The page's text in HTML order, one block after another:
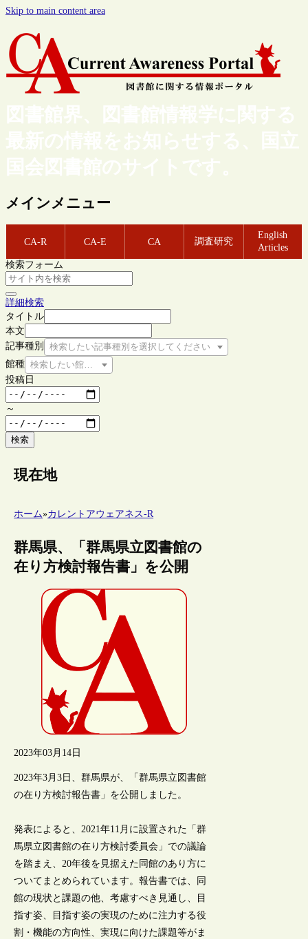
Skip to main content area
図書館界、図書館情報学に関する
最新の情報をお知らせする、国立
国会図書館のサイトです。
メインメニュー
CA-R CA-E CA 調査研究
English
Articles
検索フォーム
詳細検索
タイトル
本文
記事種別
検索したい記事種別を選択してください
館種 検索したい館種を選択してください
投稿日
～
検索
現在地
ホーム»カレントアウェアネス-R
群馬県、「群馬県立図書館の
在り方検討報告書」を公開
2023年03月14日
2023年3月3日、群馬県が、「群馬県立図書館
の在り方検討報告書」を公開しました。
発表によると、2021年11月に設置された「群
馬県立図書館の在り方検討委員会」での議論
を踏まえ、20年後を見据えた同館のあり方に
ついてまとめられています。報告書では、同
館の現状と課題の他、考慮すべき見通し、目
指す姿、目指す姿の実現のために注力する役
割・機能の方向性、実現に向けた課題等がま